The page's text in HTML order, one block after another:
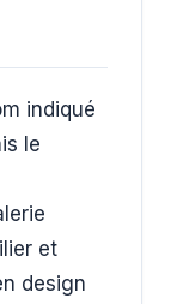
indiqué
le
et
design